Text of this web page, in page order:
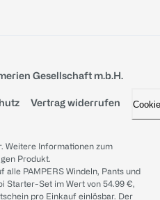
Gesellschaft m.b.H.
Vertrag widerrufen
Weitere Informationen zum
Produkt.
alle PAMPERS Windeln, Pants und
Starter-Set im Wert von 54.99 €,
pro Einkauf einlösbar. Der